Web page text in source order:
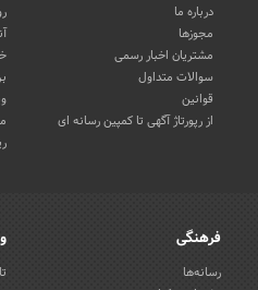
درباره ما
مجوزها
مشتریان اخبار رسمی
سوالات متداول
قوانین
از رپورتاژ آگهی تا کمپین رسانه ای
فرهنگی
رسانه‌ها